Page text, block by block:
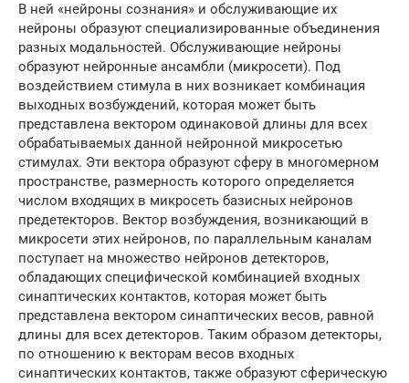
В ней «нейроны сознания» и обслуживающие их
нейроны образуют специализированные объединения
разных модальностей. Обслуживающие нейроны
образуют нейронные ансамбли (микросети). Под
воздействием стимула в них возникает комбинация
выходных возбуждений, которая может быть
представлена вектором одинаковой длины для всех
обрабатываемых данной нейронной микросетью
стимулах. Эти вектора образуют сферу в многомерном
пространстве, размерность которого определяется
числом входящих в микросеть базисных нейронов
предетекторов. Вектор возбуждения, возникающий в
микросети этих нейронов, по параллельным каналам
поступает на множество нейронов детекторов,
обладающих специфической комбинацией входных
синаптических контактов, которая может быть
представлена вектором синаптических весов, равной
длины для всех детекторов. Таким образом детекторы,
по отношению к векторам весов входных
синаптических контактов, также образуют сферическую